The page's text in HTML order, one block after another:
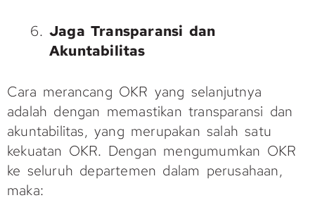
Jaga Transparansi dan
Akuntabilitas
Cara merancang OKR yang selanjutnya
adalah dengan memastikan transparansi dan
akuntabilitas, yang merupakan salah satu
kekuatan OKR. Dengan mengumumkan OKR
ke seluruh departemen dalam perusahaan,
maka: